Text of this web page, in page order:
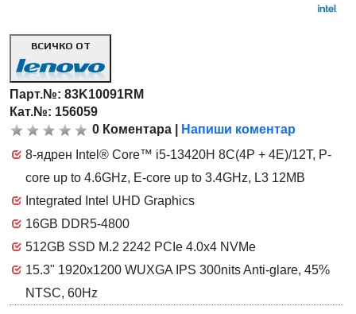
ВСИЧКО ОТ
Парт.№:83K10091RM
Кат.№: 156059
0 Коментара
Напиши коментар
8-ядрен Intel® Core™ i5-13420H 8C(4P + 4E)/12T, P-
core up to 4.6GHz, E-core up to 3.4GHz, L3 12MB
Integrated Intel UHD Graphics
16GB DDR5-4800
512GB SSD M.2 2242 PCIe 4.0x4 NVMe
15.3" 1920x1200 WUXGA IPS 300nits Anti-glare, 45%
NTSC, 60Hz